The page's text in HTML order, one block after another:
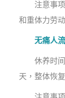
注意事项
和重体力劳动
无痛人流
休养时间
天，整体恢